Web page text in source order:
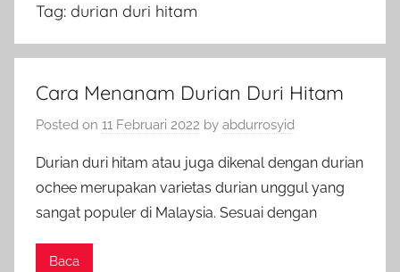
Tag: durian duri hitam
Cara Menanam Durian Duri Hitam
Posted on 11 Februari 2022 by abdurrosyid
Durian duri hitam atau juga dikenal dengan durian
ochee merupakan varietas durian unggul yang
sangat populer di Malaysia. Sesuai dengan
Baca